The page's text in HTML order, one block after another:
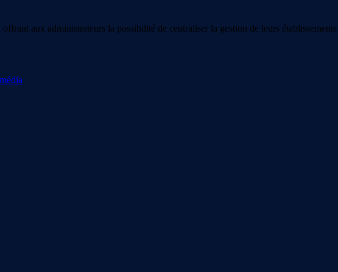
aux administrateurs la possibilité de centraliser la gestion de leurs